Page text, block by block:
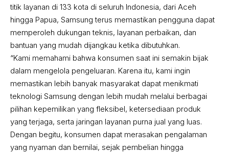
titik layanan di 133 kota di seluruh Indonesia, dari Aceh
hingga Papua, Samsung terus memastikan pengguna dapat
memperoleh dukungan teknis, layanan perbaikan, dan
bantuan yang mudah dijangkau ketika dibutuhkan.
“Kami memahami bahwa konsumen saat ini semakin bijak
dalam mengelola pengeluaran. Karena itu, kami ingin
memastikan lebih banyak masyarakat dapat menikmati
teknologi Samsung dengan lebih mudah melalui berbagai
pilihan kepemilikan yang fleksibel, ketersediaan produk
yang terjaga, serta jaringan layanan purna jual yang luas.
Dengan begitu, konsumen dapat merasakan pengalaman
yang nyaman dan bernilai, sejak pembelian hingga